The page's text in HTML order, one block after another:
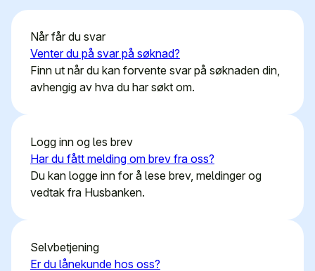
Når får du svar
Venter du på svar på søknad?
Finn ut når du kan forvente svar på søknaden din,
avhengig av hva du har søkt om.
Logg inn og les brev
Har du fått melding om brev fra oss?
Du kan logge inn for å lese brev, meldinger og
vedtak fra Husbanken.
Selvbetjening
Er du lånekunde hos oss?